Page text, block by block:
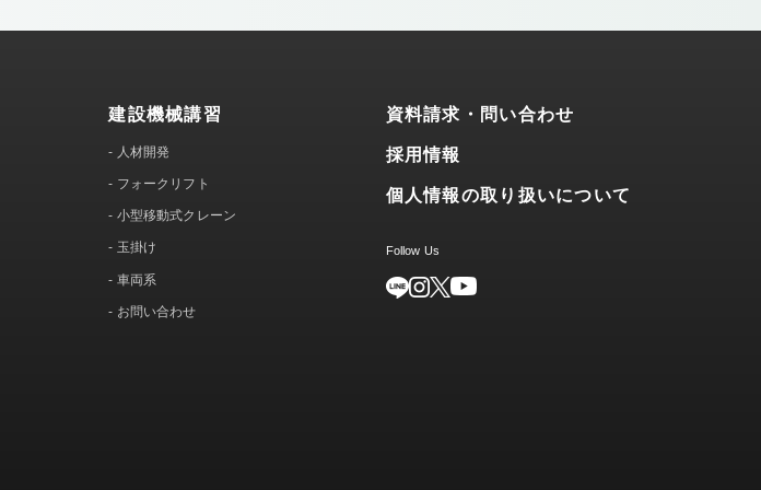
建設機械講習
- 人材開発
- フォークリフト
- 小型移動式クレーン
- 玉掛け
- 車両系
- お問い合わせ
資料請求・問い合わせ
採用情報
個人情報の取り扱いについて
Follow Us